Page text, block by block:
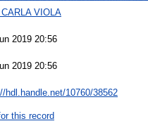
VIOLA
2019 20:56
2019 20:56
hdl.handle.net/10760/38562
this record